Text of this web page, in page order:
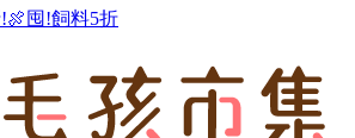
🍖囤!飼料5折